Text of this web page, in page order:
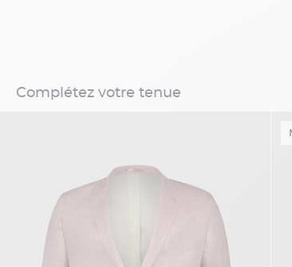
Complétez votre tenue